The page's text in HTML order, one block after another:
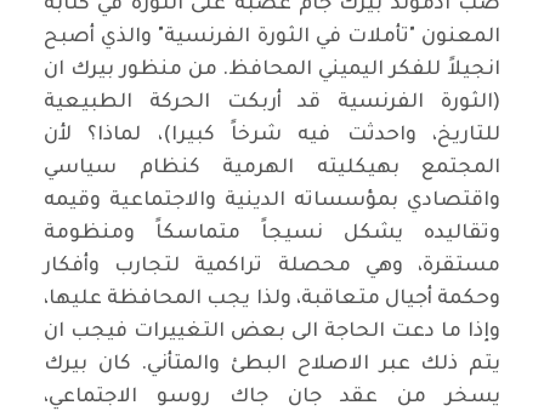
صب ادموند بيرك جام غضبه على الثورة في كتابه
المعنون "تأملات في الثورة الفرنسية" والذي أصبح
انجيلاً للفكر اليميني المحافظ. من منظور بيرك ان
(الثورة الفرنسية قد أربكت الحركة الطبيعية
للتاريخ، واحدثت فيه شرخاً كبيرا)، لماذا؟ لأن
المجتمع بهيكليته الهرمية كنظام سياسي
واقتصادي بمؤسساته الدينية والاجتماعية وقيمه
وتقاليده يشكل نسيجاً متماسكاً ومنظومة
مستقرة، وهي محصلة تراكمية لتجارب وأفكار
وحكمة أجيال متعاقبة، ولذا يجب المحافظة عليها،
وإذا ما دعت الحاجة الى بعض التغييرات فيجب ان
يتم ذلك عبر الاصلاح البطئ والمتأني. كان بيرك
يسخر من عقد جان جاك روسو الاجتماعي،